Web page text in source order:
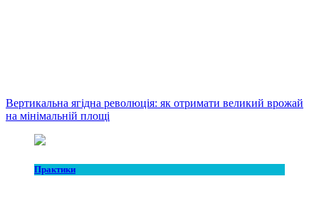
Вертикальна ягідна революція: як отримати великий врожай
на мінімальній площі
Практики